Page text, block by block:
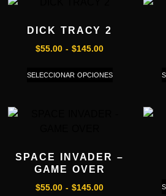
DICK TRACY 2
$55.00 - $145.00
SELECCIONAR OPCIONES
SPACE INVADER –
GAME OVER
$55.00 - $145.00